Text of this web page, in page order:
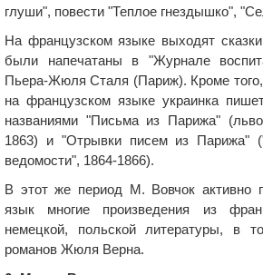
глуши", повести "Теплое гнездышко",
На французском языке выходят
были напечатаны в "Журнале
Пьера-Жюля Сталя (Париж). Кроме
на французском языке украинка
названиями "Письма из Парижа"
1863) и "Отрывки писем из Парижа"
ведомости", 1864-1866).
В этот же период М. Вовчок активно
язык многие произведения из
немецкой, польской литературы, в
романов Жюля Верна.